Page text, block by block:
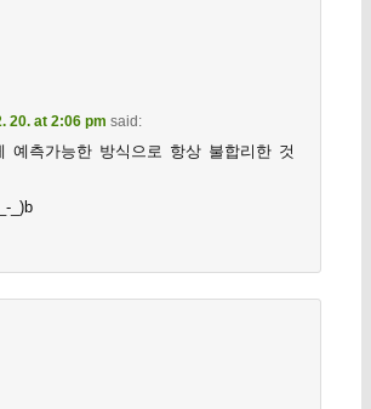
20. at 2:06 pm said:
예측가능한 방식으로 항상 불합리한 것
_)b